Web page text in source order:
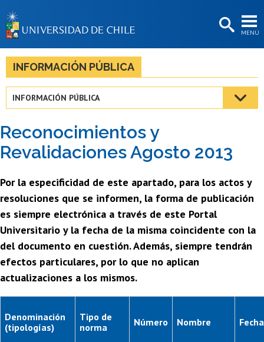
MENÚ
BIBLIOTECAS
LA UNIVERSIDAD
Estudiantes
Académicas/os
Funcionarias/os
Egresadas/os
INFORMACIÓN PÚBLICA
INFORMACIÓN PÚBLICA
Reconocimientos y
Revalidaciones Agosto 2013
Por la especificidad de este apartado, para los actos y
resoluciones que se informen, la forma de publicación
es siempre electrónica a través de este Portal
Universitario y la fecha de la misma coincidente con la
del documento en cuestión. Además, siempre tendrán
efectos particulares, por lo que no aplican
actualizaciones a los mismos.
Denominación
(tipologías)
Tipo de
norma
Número Nombre Fecha